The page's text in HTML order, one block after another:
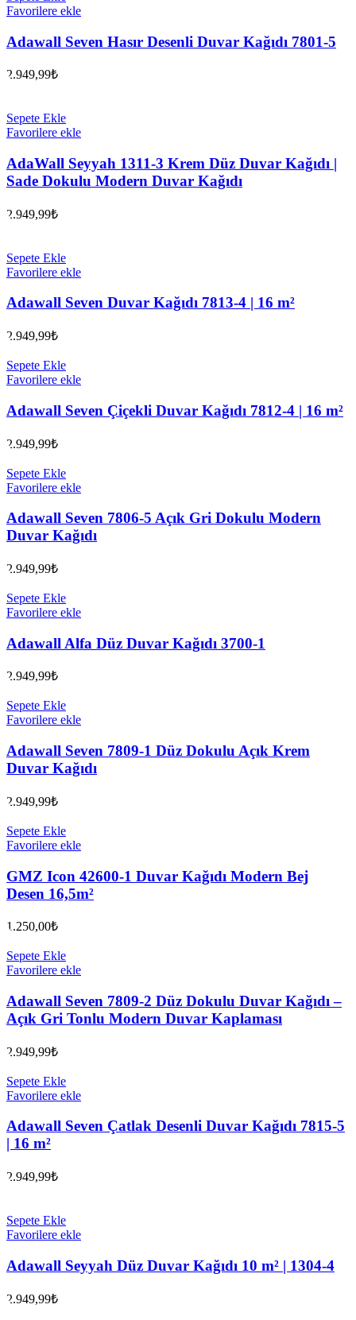
Favorilere ekle
Adawall Seven Hasır Desenli Duvar Kağıdı 7801-5
2.949,99₺
Sepete Ekle
Favorilere ekle
AdaWall Seyyah 1311-3 Krem Düz Duvar Kağıdı |
Sade Dokulu Modern Duvar Kağıdı
2.949,99₺
Sepete Ekle
Favorilere ekle
Adawall Seven Duvar Kağıdı 7813-4 | 16 m²
2.949,99₺
Sepete Ekle
Favorilere ekle
Adawall Seven Çiçekli Duvar Kağıdı 7812-4 | 16 m²
2.949,99₺
Sepete Ekle
Favorilere ekle
Adawall Seven 7806-5 Açık Gri Dokulu Modern
Duvar Kağıdı
2.949,99₺
Sepete Ekle
Favorilere ekle
Adawall Alfa Düz Duvar Kağıdı 3700-1
2.949,99₺
Sepete Ekle
Favorilere ekle
Adawall Seven 7809-1 Düz Dokulu Açık Krem
Duvar Kağıdı
2.949,99₺
Sepete Ekle
Favorilere ekle
GMZ Icon 42600-1 Duvar Kağıdı Modern Bej
Desen 16,5m²
1.250,00₺
Sepete Ekle
Favorilere ekle
Adawall Seven 7809-2 Düz Dokulu Duvar Kağıdı –
Açık Gri Tonlu Modern Duvar Kaplaması
2.949,99₺
Sepete Ekle
Favorilere ekle
Adawall Seven Çatlak Desenli Duvar Kağıdı 7815-5
| 16 m²
2.949,99₺
Sepete Ekle
Favorilere ekle
Adawall Seyyah Düz Duvar Kağıdı 10 m² | 1304-4
2.949,99₺